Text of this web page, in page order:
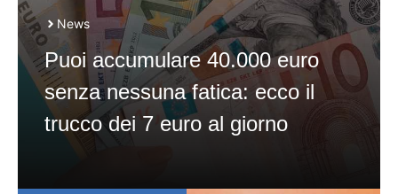
News
Puoi accumulare 40.000 euro
senza nessuna fatica: ecco il
trucco dei 7 euro al giorno